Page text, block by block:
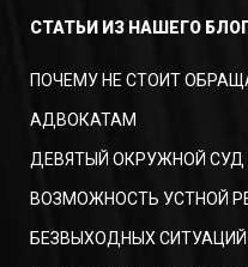
СТАТЬИ ИЗ НАШЕГО
ПОЧЕМУ НЕ СТОИТ
АДВОКАТАМ
ДЕВЯТЫЙ ОКРУЖНОЙ
ВОЗМОЖНОСТЬ УСТНОЙ
БЕЗВЫХОДНЫХ